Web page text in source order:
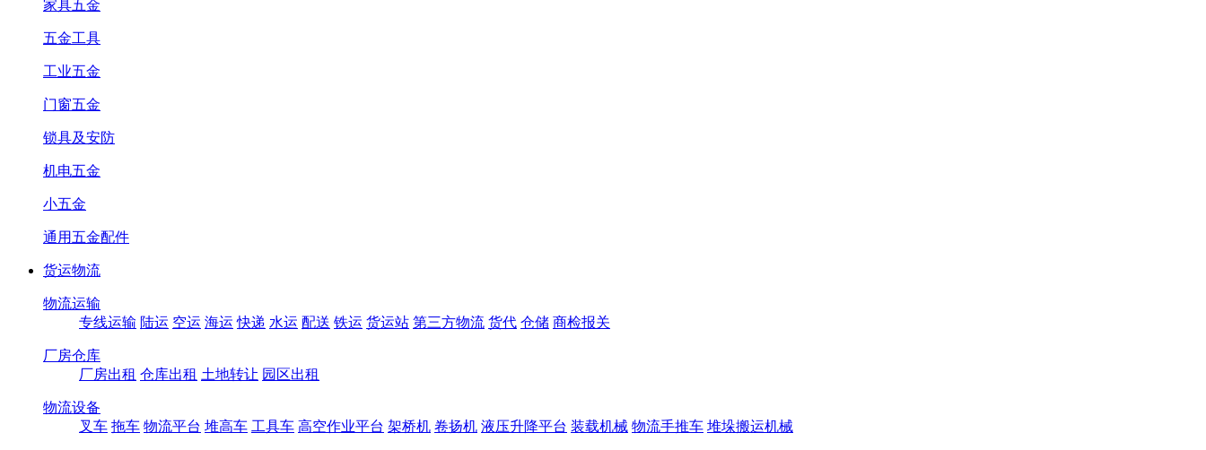
家具五金
五金工具
工业五金
门窗五金
锁具及安防
机电五金
小五金
通用五金配件
货运物流
物流运输
专线运输 陆运 空运 海运 快递 水运 配送 铁运 货运站 第三方物流 货代 仓储 商检报关
厂房仓库
厂房出租 仓库出租 土地转让 园区出租
物流设备
叉车 拖车 物流平台 堆高车 工具车 高空作业平台 架桥机 卷扬机 液压升降平台 装载机械 物流手推车 堆垛搬运机械